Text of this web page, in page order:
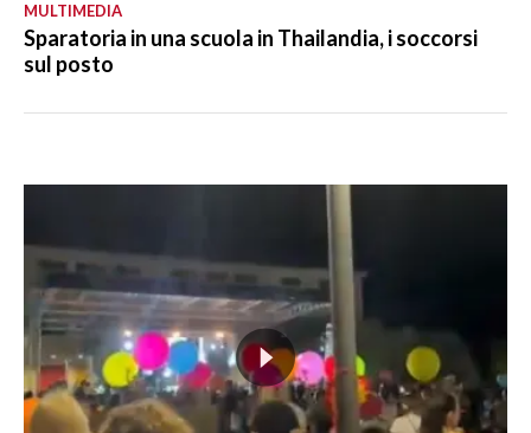
MULTIMEDIA
Sparatoria in una scuola in Thailandia, i soccorsi
sul posto